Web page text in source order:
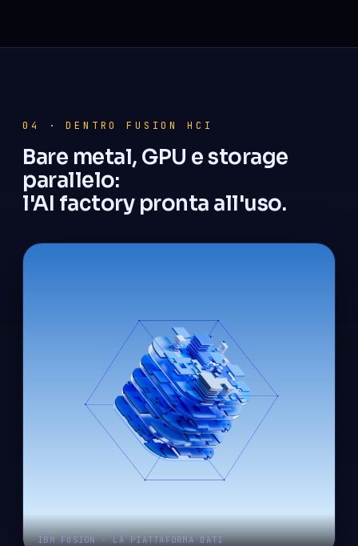
04 · DENTRO FUSION HCI
Bare metal, GPU e storage
parallelo:
l'AI factory pronta all'uso.
IBM FUSION · LA PIATTAFORMA DATI